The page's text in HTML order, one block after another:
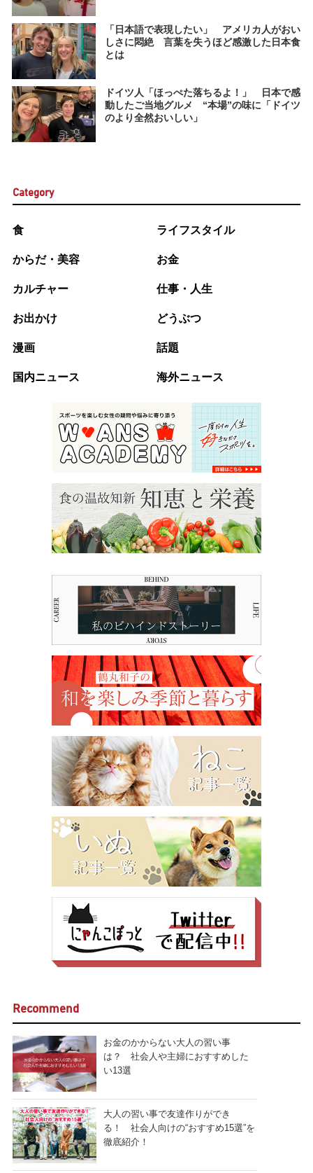
「日本語で表現したい」 アメリカ人がおい
しさに悶絶 言葉を失うほど感激した日本食
とは
ドイツ人「ほっぺた落ちるよ！」 日本で感
動したご当地グルメ “本場”の味に「ドイツ
のより全然おいしい」
Category
食 ライフスタイル
からだ・美容 お金
カルチャー 仕事・人生
お出かけ どうぶつ
漫画 話題
国内ニュース 海外ニュース
Recommend
お金のかからない大人の習い事
は？ 社会人や主婦におすすめした
い13選
大人の習い事で友達作りができ
る！ 社会人向けの“おすすめ15選”を
徹底紹介！